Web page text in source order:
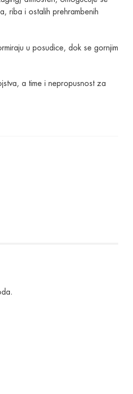
riba i ostalih prehrambenih
u posudice, dok se gornjim
a time i nepropusnost za